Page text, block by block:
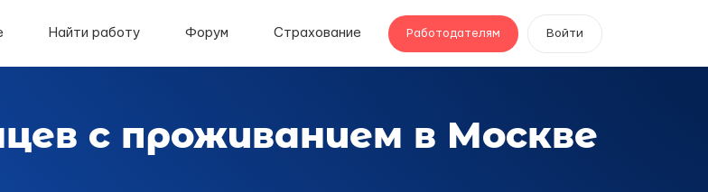
Найти работу Форум Страхование Работодателям Войти
с проживанием в Москве